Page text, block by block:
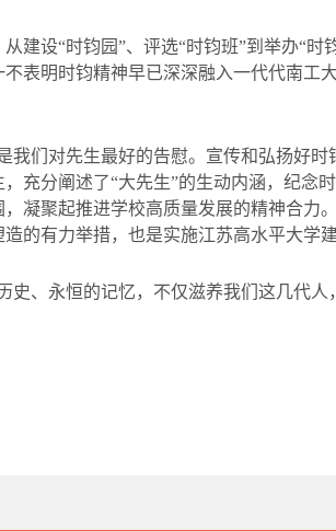
建设“时钧园”、评选“时钧班”到举办“
表明时钧精神早已深深融入一代代南工
我们对先生最好的告慰。宣传和弘扬好
充分阐述了“大先生”的生动内涵，纪念
凝聚起推进学校高质量发展的精神合力
的有力举措，也是实施江苏高水平大学
史、永恒的记忆，不仅滋养我们这几代